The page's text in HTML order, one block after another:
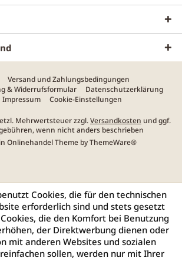
Versand und Zahlungsbedingungen
& Widerrufsformular
Datenschutzerklärung
Impressum Cookie-Einstellungen
Mehrwertsteuer zzgl.Versandkosten und ggf.
wenn nicht anders beschrieben
Onlinehandel Theme byThemeWare®
Cookies, die für den technischen
erforderlich sind und stets gesetzt
die den Komfort bei Benutzung
der Direktwerbung dienen oder
mit anderen Websites und sozialen
sollen, werden nur mit Ihrer